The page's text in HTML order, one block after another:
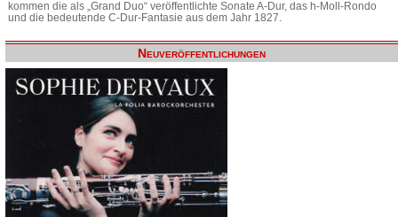
kommen die als „Grand Duo“ veröffentlichte Sonate A-Dur, das h-Moll-Rondo
und die bedeutende C-Dur-Fantasie aus dem Jahr 1827.
Neuveröffentlichungen